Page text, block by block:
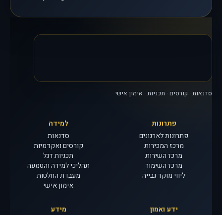
סדנאות · קורסים · תכניות · אימון אישי
פתרונות
פתרונות לארגונים
מרכז המכירות
מרכז השירות
מרכז השימור
ליווי מוקד גבייה
למידה
סדנאות
קורסים ואקדמיות
תכניות דגל
תהליכי למידה והטמעה
מעבדת החלטות
אימון אישי
ידע ואמון
מידע